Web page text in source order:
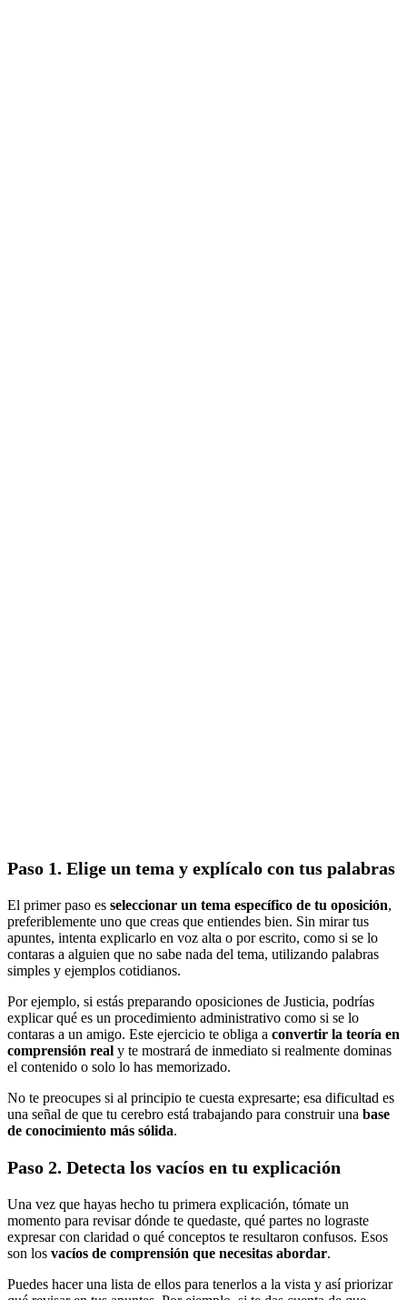
Paso 1. Elige un tema y explícalo con tus palabras
El primer paso es seleccionar un tema específico de tu oposición,
preferiblemente uno que creas que entiendes bien. Sin mirar tus
apuntes, intenta explicarlo en voz alta o por escrito, como si se lo
contaras a alguien que no sabe nada del tema, utilizando palabras
simples y ejemplos cotidianos.
Por ejemplo, si estás preparando oposiciones de Justicia, podrías
explicar qué es un procedimiento administrativo como si se lo
contaras a un amigo. Este ejercicio te obliga a convertir la teoría en
comprensión real y te mostrará de inmediato si realmente dominas
el contenido o solo lo has memorizado.
No te preocupes si al principio te cuesta expresarte; esa dificultad es
una señal de que tu cerebro está trabajando para construir una base
de conocimiento más sólida.
Paso 2. Detecta los vacíos en tu explicación
Una vez que hayas hecho tu primera explicación, tómate un
momento para revisar dónde te quedaste, qué partes no lograste
expresar con claridad o qué conceptos te resultaron confusos. Esos
son los vacíos de comprensión que necesitas abordar.
Puedes hacer una lista de ellos para tenerlos a la vista y así priorizar